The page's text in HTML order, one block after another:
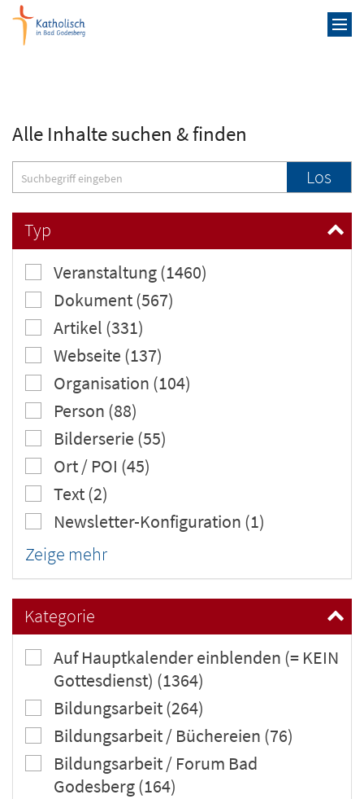
Zum Inhalt springen
Alle Inhalte suchen & finden
Suche Los
Typ
Veranstaltung (1460)
Dokument (567)
Artikel (331)
Webseite (137)
Organisation (104)
Person (88)
Bilderserie (55)
Ort / POI (45)
Text (2)
Newsletter-Konfiguration (1)
Zeige mehr
Kategorie
Auf Hauptkalender einblenden (= KEIN
Gottesdienst) (1364)
Bildungsarbeit (264)
Bildungsarbeit / Büchereien (76)
Bildungsarbeit / Forum Bad
Godesberg (164)